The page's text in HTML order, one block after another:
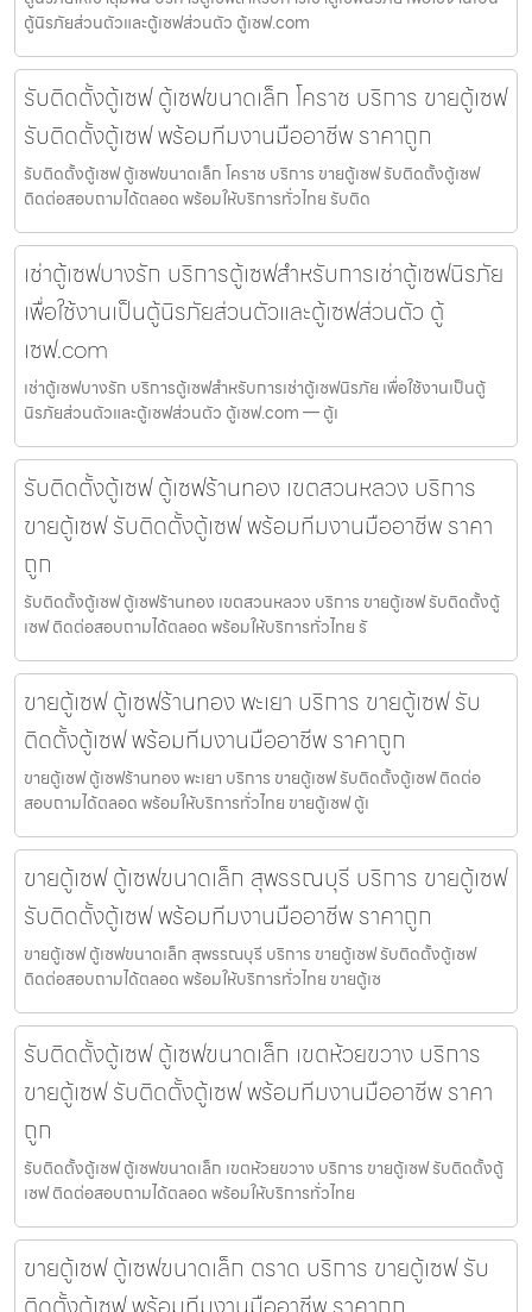
ตู้นิรภัยส่วนตัวและตู้เซฟส่วนตัว ตู้เซฟ.com
รับติดตั้งตู้เซฟ ตู้เซฟขนาดเล็ก โคราช บริการ ขายตู้เซฟ
รับติดตั้งตู้เซฟ พร้อมทีมงานมืออาชีพ ราคาถูก
รับติดตั้งตู้เซฟ ตู้เซฟขนาดเล็ก โคราช บริการ ขายตู้เซฟ รับติดตั้งตู้เซฟ
ติดต่อสอบถามได้ตลอด พร้อมให้บริการทั่วไทย รับติด
เช่าตู้เซฟบางรัก บริการตู้เซฟสำหรับการเช่าตู้เซฟนิรภัย
เพื่อใช้งานเป็นตู้นิรภัยส่วนตัวและตู้เซฟส่วนตัว ตู้
เซฟ.com
เช่าตู้เซฟบางรัก บริการตู้เซฟสำหรับการเช่าตู้เซฟนิรภัย เพื่อใช้งานเป็นตู้
นิรภัยส่วนตัวและตู้เซฟส่วนตัว ตู้เซฟ.com — ตู้เ
รับติดตั้งตู้เซฟ ตู้เซฟร้านทอง เขตสวนหลวง บริการ
ขายตู้เซฟ รับติดตั้งตู้เซฟ พร้อมทีมงานมืออาชีพ ราคา
ถูก
รับติดตั้งตู้เซฟ ตู้เซฟร้านทอง เขตสวนหลวง บริการ ขายตู้เซฟ รับติดตั้งตู้
เซฟ ติดต่อสอบถามได้ตลอด พร้อมให้บริการทั่วไทย รั
ขายตู้เซฟ ตู้เซฟร้านทอง พะเยา บริการ ขายตู้เซฟ รับ
ติดตั้งตู้เซฟ พร้อมทีมงานมืออาชีพ ราคาถูก
ขายตู้เซฟ ตู้เซฟร้านทอง พะเยา บริการ ขายตู้เซฟ รับติดตั้งตู้เซฟ ติดต่อ
สอบถามได้ตลอด พร้อมให้บริการทั่วไทย ขายตู้เซฟ ตู้เ
ขายตู้เซฟ ตู้เซฟขนาดเล็ก สุพรรณบุรี บริการ ขายตู้เซฟ
รับติดตั้งตู้เซฟ พร้อมทีมงานมืออาชีพ ราคาถูก
ขายตู้เซฟ ตู้เซฟขนาดเล็ก สุพรรณบุรี บริการ ขายตู้เซฟ รับติดตั้งตู้เซฟ
ติดต่อสอบถามได้ตลอด พร้อมให้บริการทั่วไทย ขายตู้เซ
รับติดตั้งตู้เซฟ ตู้เซฟขนาดเล็ก เขตห้วยขวาง บริการ
ขายตู้เซฟ รับติดตั้งตู้เซฟ พร้อมทีมงานมืออาชีพ ราคา
ถูก
รับติดตั้งตู้เซฟ ตู้เซฟขนาดเล็ก เขตห้วยขวาง บริการ ขายตู้เซฟ รับติดตั้งตู้
เซฟ ติดต่อสอบถามได้ตลอด พร้อมให้บริการทั่วไทย
ขายตู้เซฟ ตู้เซฟขนาดเล็ก ตราด บริการ ขายตู้เซฟ รับ